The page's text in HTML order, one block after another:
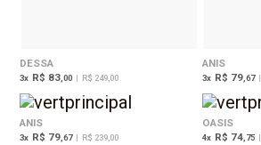
DESSA
3x R$ 83,00 | R$ 249,00
ANIS
3x R$ 79,67 |
ANIS
3x R$ 79,67 | R$ 239,00
OASIS
4x R$ 74,75 |